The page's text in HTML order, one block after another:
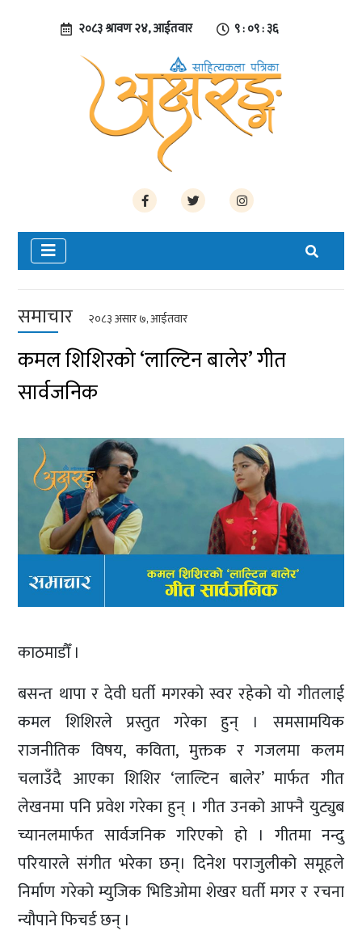
२०८३ श्रावण २४, आईतवार ९ : ०९ : ३६
समाचार २०८३ असार ७, आईतवार
कमल शिशिरको ‘लाल्टिन बालेर’ गीत
सार्वजनिक
काठमाडौँ ।
बसन्त थापा र देवी घर्ती मगरको स्वर रहेको यो गीतलाई
कमल शिशिरले प्रस्तुत गरेका हुन् । समसामयिक
राजनीतिक विषय, कविता, मुक्तक र गजलमा कलम
चलाउँदै आएका शिशिर ‘लाल्टिन बालेर’ मार्फत गीत
लेखनमा पनि प्रवेश गरेका हुन् । गीत उनको आफ्नै युट्युब
च्यानलमार्फत सार्वजनिक गरिएको हो । गीतमा नन्दु
परियारले संगीत भरेका छन्। दिनेश पराजुलीको समूहले
निर्माण गरेको म्युजिक भिडिओमा शेखर घर्ती मगर र रचना
न्यौपाने फिचर्ड छन् ।